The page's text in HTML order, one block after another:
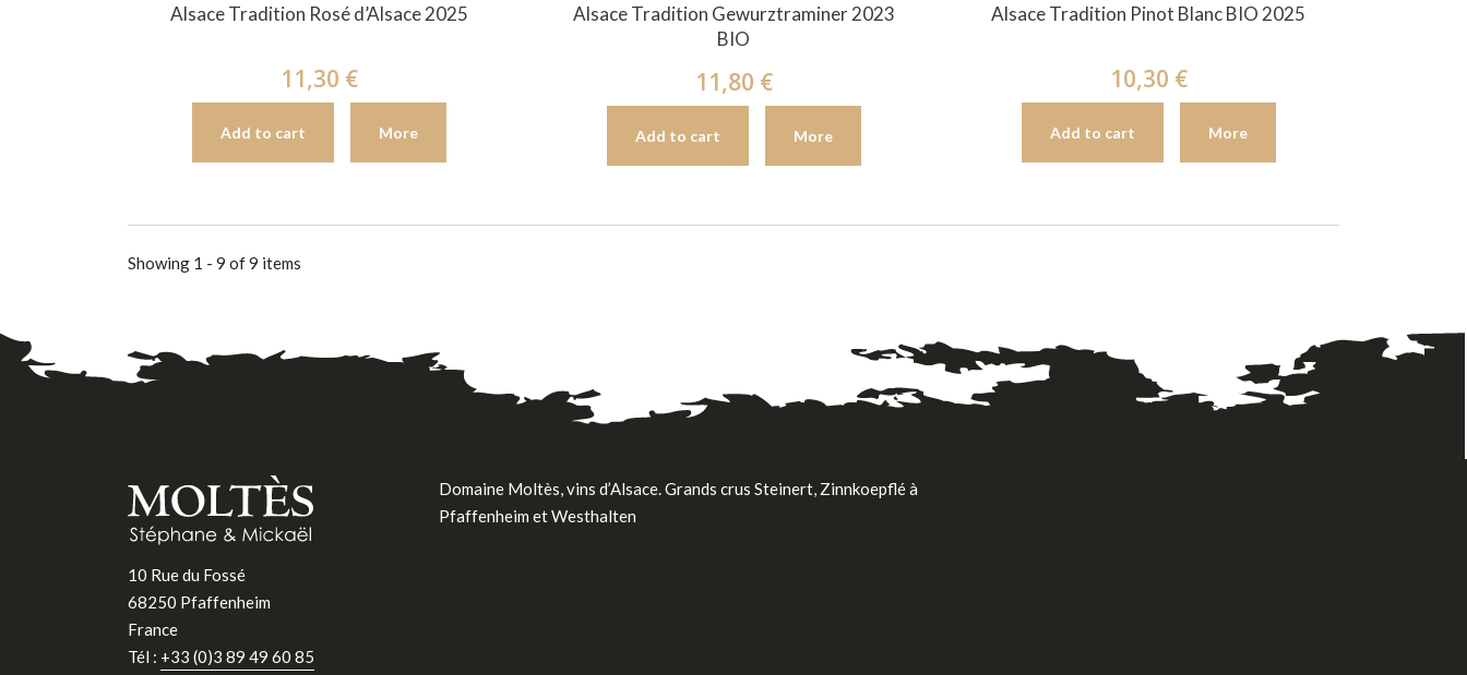
Alsace Tradition Rosé d’Alsace 2025
11,30 €
Add to cart More
Alsace Tradition Gewurztraminer 2023
BIO
11,80 €
Add to cart More
Alsace Tradition Pinot Blanc BIO 2025
10,30 €
Add to cart More
Showing 1 - 9 of 9 items
10 Rue du Fossé
68250 Pfaffenheim
France
Tél : +33 (0)3 89 49 60 85
Domaine Moltès, vins d’Alsace. Grands crus Steinert, Zinnkoepflé à
Pfaffenheim et Westhalten